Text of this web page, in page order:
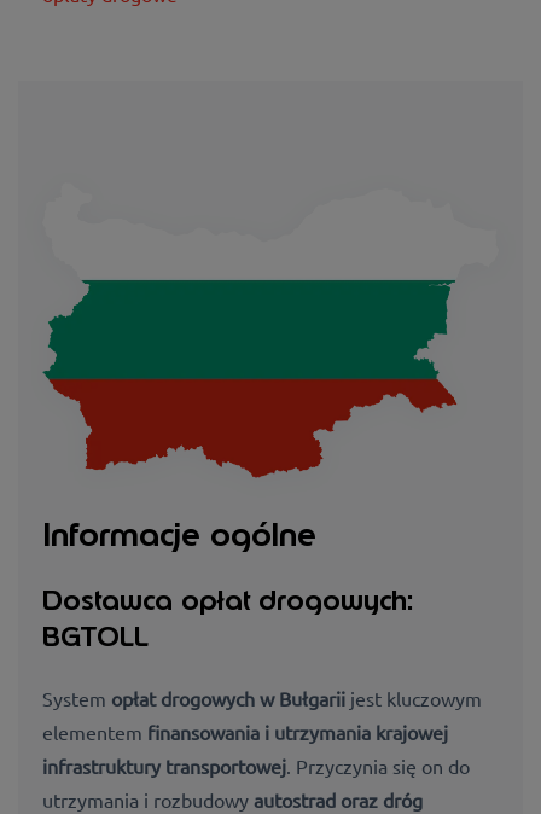
Informacje ogólne
Dostawca opłat drogowych:
BGTOLL
System opłat drogowych w Bułgarii jest kluczowym
elementem finansowania i utrzymania krajowej
infrastruktury transportowej. Przyczynia się on do
utrzymania i rozbudowy autostrad oraz dróg